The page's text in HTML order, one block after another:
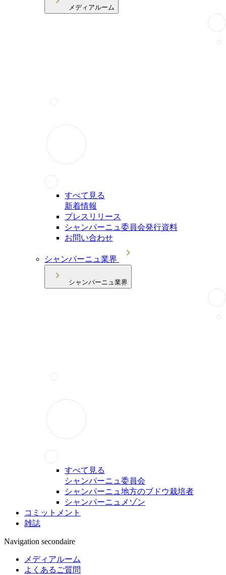
メディアルーム
すべて見る
新着情報
プレスリリース
シャンパーニュ委員会発行資料
お問い合わせ
シャンパーニュ業界
シャンパーニュ業界
すべて見る
シャンパーニュ委員会
シャンパーニュ地方のブドウ栽培者
シャンパーニュメゾン
コミットメント
雑誌
Navigation secondaire
メディアルーム
よくあるご質問